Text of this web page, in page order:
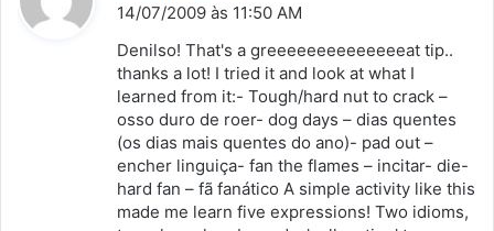
i
s
e
:
14/07/2009 às 11:50 AM
Denilso! That's a greeeeeeeeeeeeeeat tip..
thanks a lot! I tried it and look at what I
learned from it:- Tough/hard nut to crack –
osso duro de roer- dog days – dias quentes
(os dias mais quentes do ano)- pad out –
encher linguiça- fan the flames – incitar- die-
hard fan – fã fanático A simple activity like this
made me learn five expressions! Two idioms,